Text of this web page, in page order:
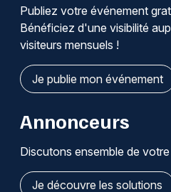
Publiez votre événement
Bénéficiez d'une visibilité
visiteurs mensuels !
Je publie mon événement
Annonceurs
Discutons ensemble de
Je découvre les solutions